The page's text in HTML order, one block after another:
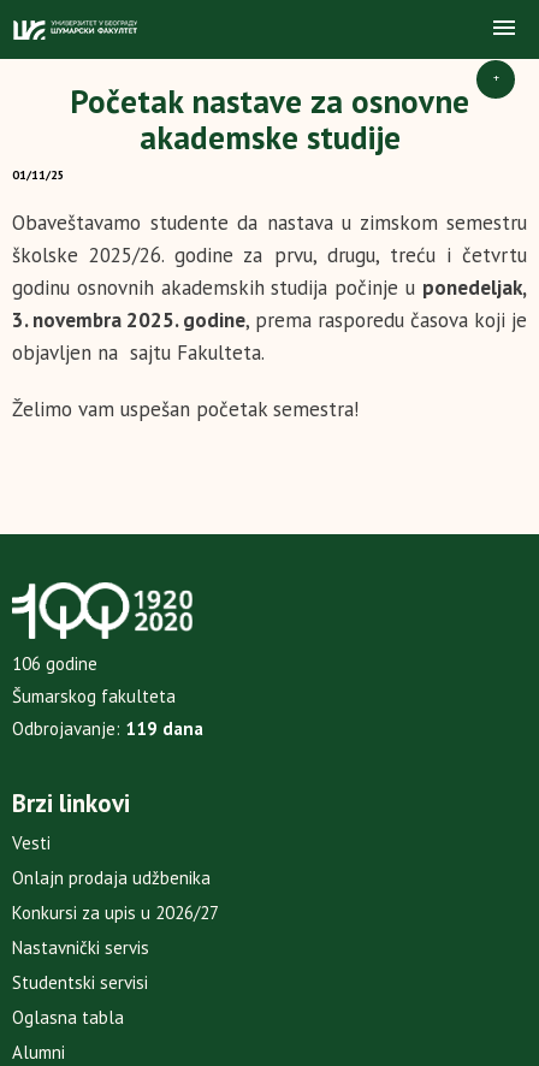
+
Početak nastave za osnovne
akademske studije
01/11/25
Obaveštavamo studente da nastava u zimskom semestru
školske 2025/26. godine za prvu, drugu, treću i četvrtu
godinu osnovnih akademskih studija počinje u ponedeljak,
3. novembra 2025. godine, prema rasporedu časova koji je
objavljen na sajtu Fakulteta.
Želimo vam uspešan početak semestra!
106 godine
Šumarskog fakulteta
Odbrojavanje: 119 dana
Brzi linkovi
Vesti
Onlajn prodaja udžbenika
Konkursi za upis u 2026/27
Nastavnički servis
Studentski servisi
Oglasna tabla
Alumni